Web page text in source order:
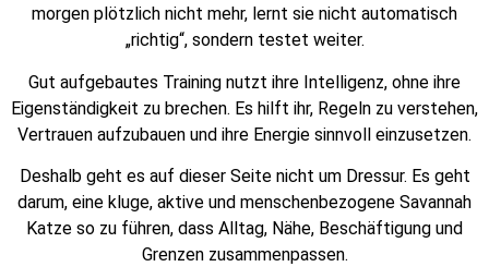
morgen plötzlich nicht mehr, lernt sie nicht automatisch
„richtig“, sondern testet weiter.
Gut aufgebautes Training nutzt ihre Intelligenz, ohne ihre
Eigenständigkeit zu brechen. Es hilft ihr, Regeln zu verstehen,
Vertrauen aufzubauen und ihre Energie sinnvoll einzusetzen.
Deshalb geht es auf dieser Seite nicht um Dressur. Es geht
darum, eine kluge, aktive und menschenbezogene Savannah
Katze so zu führen, dass Alltag, Nähe, Beschäftigung und
Grenzen zusammenpassen.